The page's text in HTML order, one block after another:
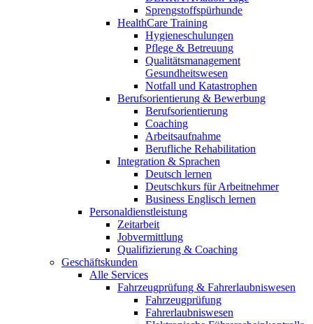
Sprengstoffspürhunde
HealthCare Training
Hygieneschulungen
Pflege & Betreuung
Qualitätsmanagement
Gesundheitswesen
Notfall und Katastrophen
Berufsorientierung & Bewerbung
Berufsorientierung
Coaching
Arbeitsaufnahme
Berufliche Rehabilitation
Integration & Sprachen
Deutsch lernen
Deutschkurs für Arbeitnehmer
Business Englisch lernen
Personaldienstleistung
Zeitarbeit
Jobvermittlung
Qualifizierung & Coaching
Geschäftskunden
Alle Services
Fahrzeugprüfung & Fahrerlaubniswesen
Fahrzeugprüfung
Fahrerlaubniswesen